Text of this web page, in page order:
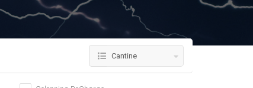
Cantine